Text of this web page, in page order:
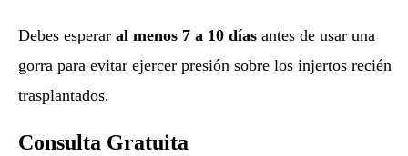
Debes esperar al menos 7 a 10 días antes de usar una
gorra para evitar ejercer presión sobre los injertos recién
trasplantados.
Consulta Gratuita